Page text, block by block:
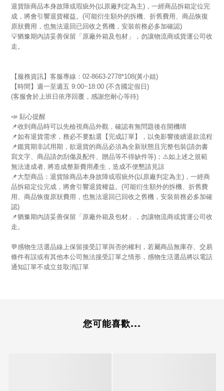
退貨除商品本身故障或瑕疵外(以原廠判定為主)，一經商品拆箱定位完
成，將會引響退貨權益。(可能衍生額外的拆機、折舊費用、商品恢復
原狀費用，也無法退回已回收之舊機，安裝前務必多加確認)
💡猶豫期內請妥善保留「原廠外箱及包材」，勿讓物流商或貨運公司收
走。
【服務資訊】客服專線：02-8663-2778*108(黃小姐)
【時間】週一至週五 9:00~18:00 (不含國定假日)
(客服會於上班日依序回覆，感謝您耐心等待)
📣 貼心提醒
📌收到商品時可以先檢視商品外觀，確認有無問題後在開機唷
📌如有退貨需求，務必不要點選【完成訂單】，以免影響後續退款流程
📌鑑賞期非試用期，欲退貨的商品必須為全新狀態且完整包裝(請勿書
寫文字、商品請勿刮傷及配件、贈品等不得缺件等)；⚠️如上述之規範
無法達成者, 將造成整新費用產生，造成不便懇請見諒
📌大型商品：退貨除商品本身故障或瑕疵外(以原廠判定為主)，一經商
品拆箱定位完成，將會引響退貨權益。(可能衍生額外的拆機、折舊費
用、商品恢復原狀費用，也無法退回已回收之舊機，安裝前務必多加確
認)
📌猶豫期內請妥善保留「原廠外箱及包材」，勿讓物流商或貨運公司收
走。
💬感物生活選品線上保留接受訂單與否的權利，若屬商品無庫存、交易
條件有誤或有其他本公司無法接受訂單之情形，感物生活選品將以電話
通知訂單不成立並取消訂單
您可能喜歡...